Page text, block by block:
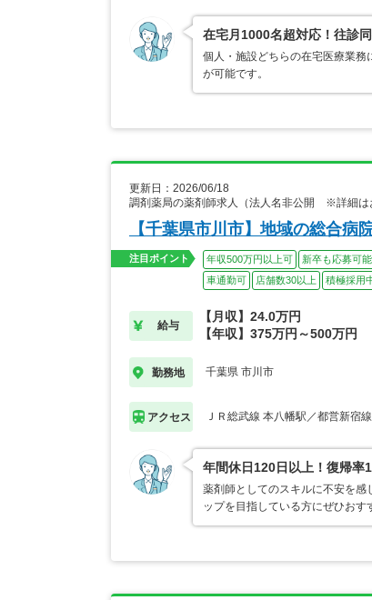
在宅月1000名超対応！往診
個人・施設どちらの在宅医療業務
が可能です。
更新日：2026/06/18
調剤薬局の薬剤師求人（法人名非公開 ※詳細は
【千葉県市川市】地域の総合病
注目ポイント 年収500万円以上可 新卒も応募可能
車通勤可
店舗数30以上 積極採用
給与
【月収】24.0万円
【年収】375万円～500万円
勤務地 千葉県 市川市
アクセス ＪＲ総武線 本八幡駅／都営新宿
年間休日120日以上！復帰率
薬剤師としてのスキルに不安を
ップを目指している方にぜひおす